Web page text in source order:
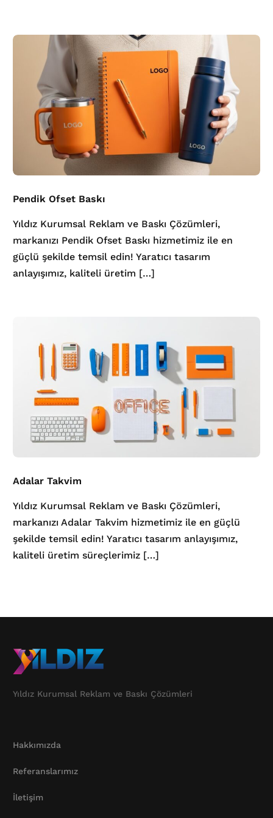
Pendik Ofset Baskı
Yıldız Kurumsal Reklam ve Baskı Çözümleri,
markanızı Pendik Ofset Baskı hizmetimiz ile en
güçlü şekilde temsil edin! Yaratıcı tasarım
anlayışımız, kaliteli üretim […]
Adalar Takvim
Yıldız Kurumsal Reklam ve Baskı Çözümleri,
markanızı Adalar Takvim hizmetimiz ile en güçlü
şekilde temsil edin! Yaratıcı tasarım anlayışımız,
kaliteli üretim süreçlerimiz […]
Yıldız Kurumsal Reklam ve Baskı Çözümleri
Hakkımızda
Referanslarımız
İletişim